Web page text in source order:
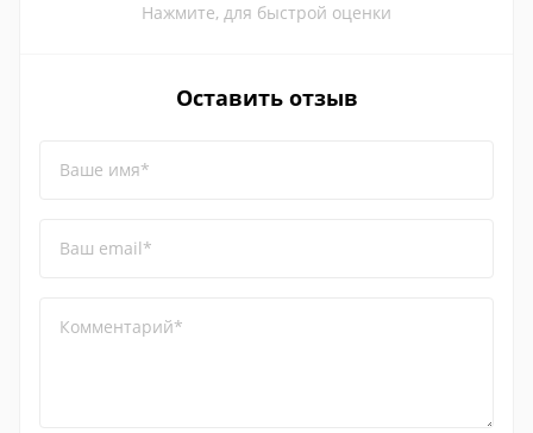
Нажмите, для быстрой оценки
Оставить отзыв
Ваше имя*
Ваш email*
Комментарий*